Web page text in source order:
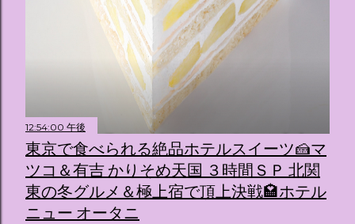
12:54:00 午後
東京で食べられる絶品ホテルスイーツ🍰マ
ツコ＆有吉 かりそめ天国 ３時間ＳＰ 北関
東の冬グルメ＆極上宿で頂上決戦🏩ホテル
ニュー オータニ